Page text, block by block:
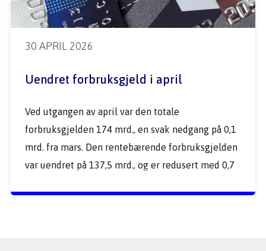
30 APRIL 2026
Uendret forbruksgjeld i april
Ved utgangen av april var den totale
forbruksgjelden 174 mrd., en svak nedgang på 0,1
mrd. fra mars. Den rentebærende forbruksgjelden
var uendret på 137,5 mrd., og er redusert med 0,7